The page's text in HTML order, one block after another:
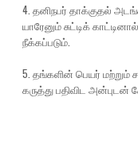
4. தனிநபர் தாக்குதல்
யாரேனும் சுட்டிக்
நீக்கப்படும்.
5. தங்களின் பெயர் மற்றும்
கருத்து பதிவிட